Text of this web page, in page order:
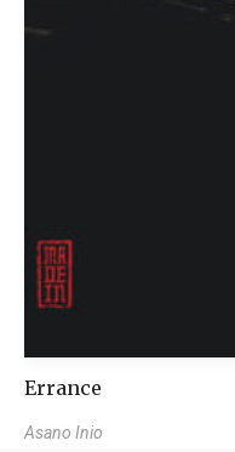
Errance
Asano Inio